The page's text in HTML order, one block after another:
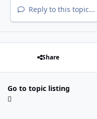
Reply to this topic...
Share
Go to topic listing